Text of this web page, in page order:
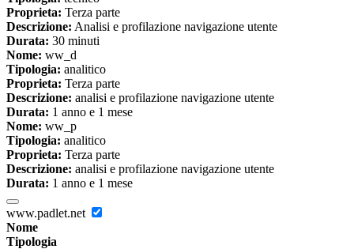
Proprieta: Terza parte
Descrizione: Analisi e profilazione navigazione utente
Durata: 30 minuti
Nome: ww_d
Tipologia: analitico
Proprieta: Terza parte
Descrizione: analisi e profilazione navigazione utente
Durata: 1 anno e 1 mese
Nome: ww_p
Tipologia: analitico
Proprieta: Terza parte
Descrizione: analisi e profilazione navigazione utente
Durata: 1 anno e 1 mese
www.padlet.net
Nome
Tipologia